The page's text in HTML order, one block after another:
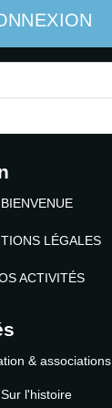
BIENVENUE
LÉGALES
ACTIVITÉS
& associations
Sur l'histoire